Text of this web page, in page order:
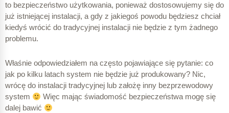
to bezpieczeństwo użytkowania, ponieważ dostosowujemy się do
już istniejącej instalacji, a gdy z jakiegoś powodu będziesz chciał
kiedyś wrócić do tradycyjnej instalacji nie będzie z tym żadnego
problemu.
Właśnie odpowiedziałem na często pojawiające się pytanie: co
jak po kilku latach system nie będzie już produkowany? Nic,
wrócę do instalacji tradycyjnej lub założę inny bezprzewodowy
system
Więc mając świadomość bezpieczeństwa mogę się
dalej bawić